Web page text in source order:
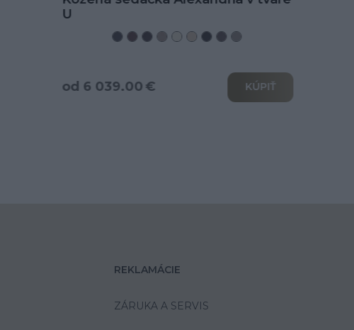
Kožená rohová sedačka Alexandria
od 3 466.00 € KÚPIŤ
REKLAMÁCIE
ZÁRUKA A SERVIS